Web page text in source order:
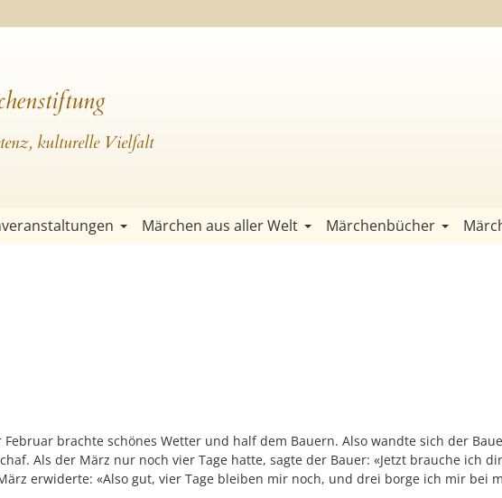
kulturelle Vielfalt
Märchen aus aller Welt Märchenbücher
brachte schönes Wetter und half dem Bauern. Also wandte sich der
Als der März nur noch vier Tage hatte, sagte der Bauer: «Jetzt brauche ich
erwiderte: «Also gut, vier Tage bleiben mir noch, und drei borge ich mir bei